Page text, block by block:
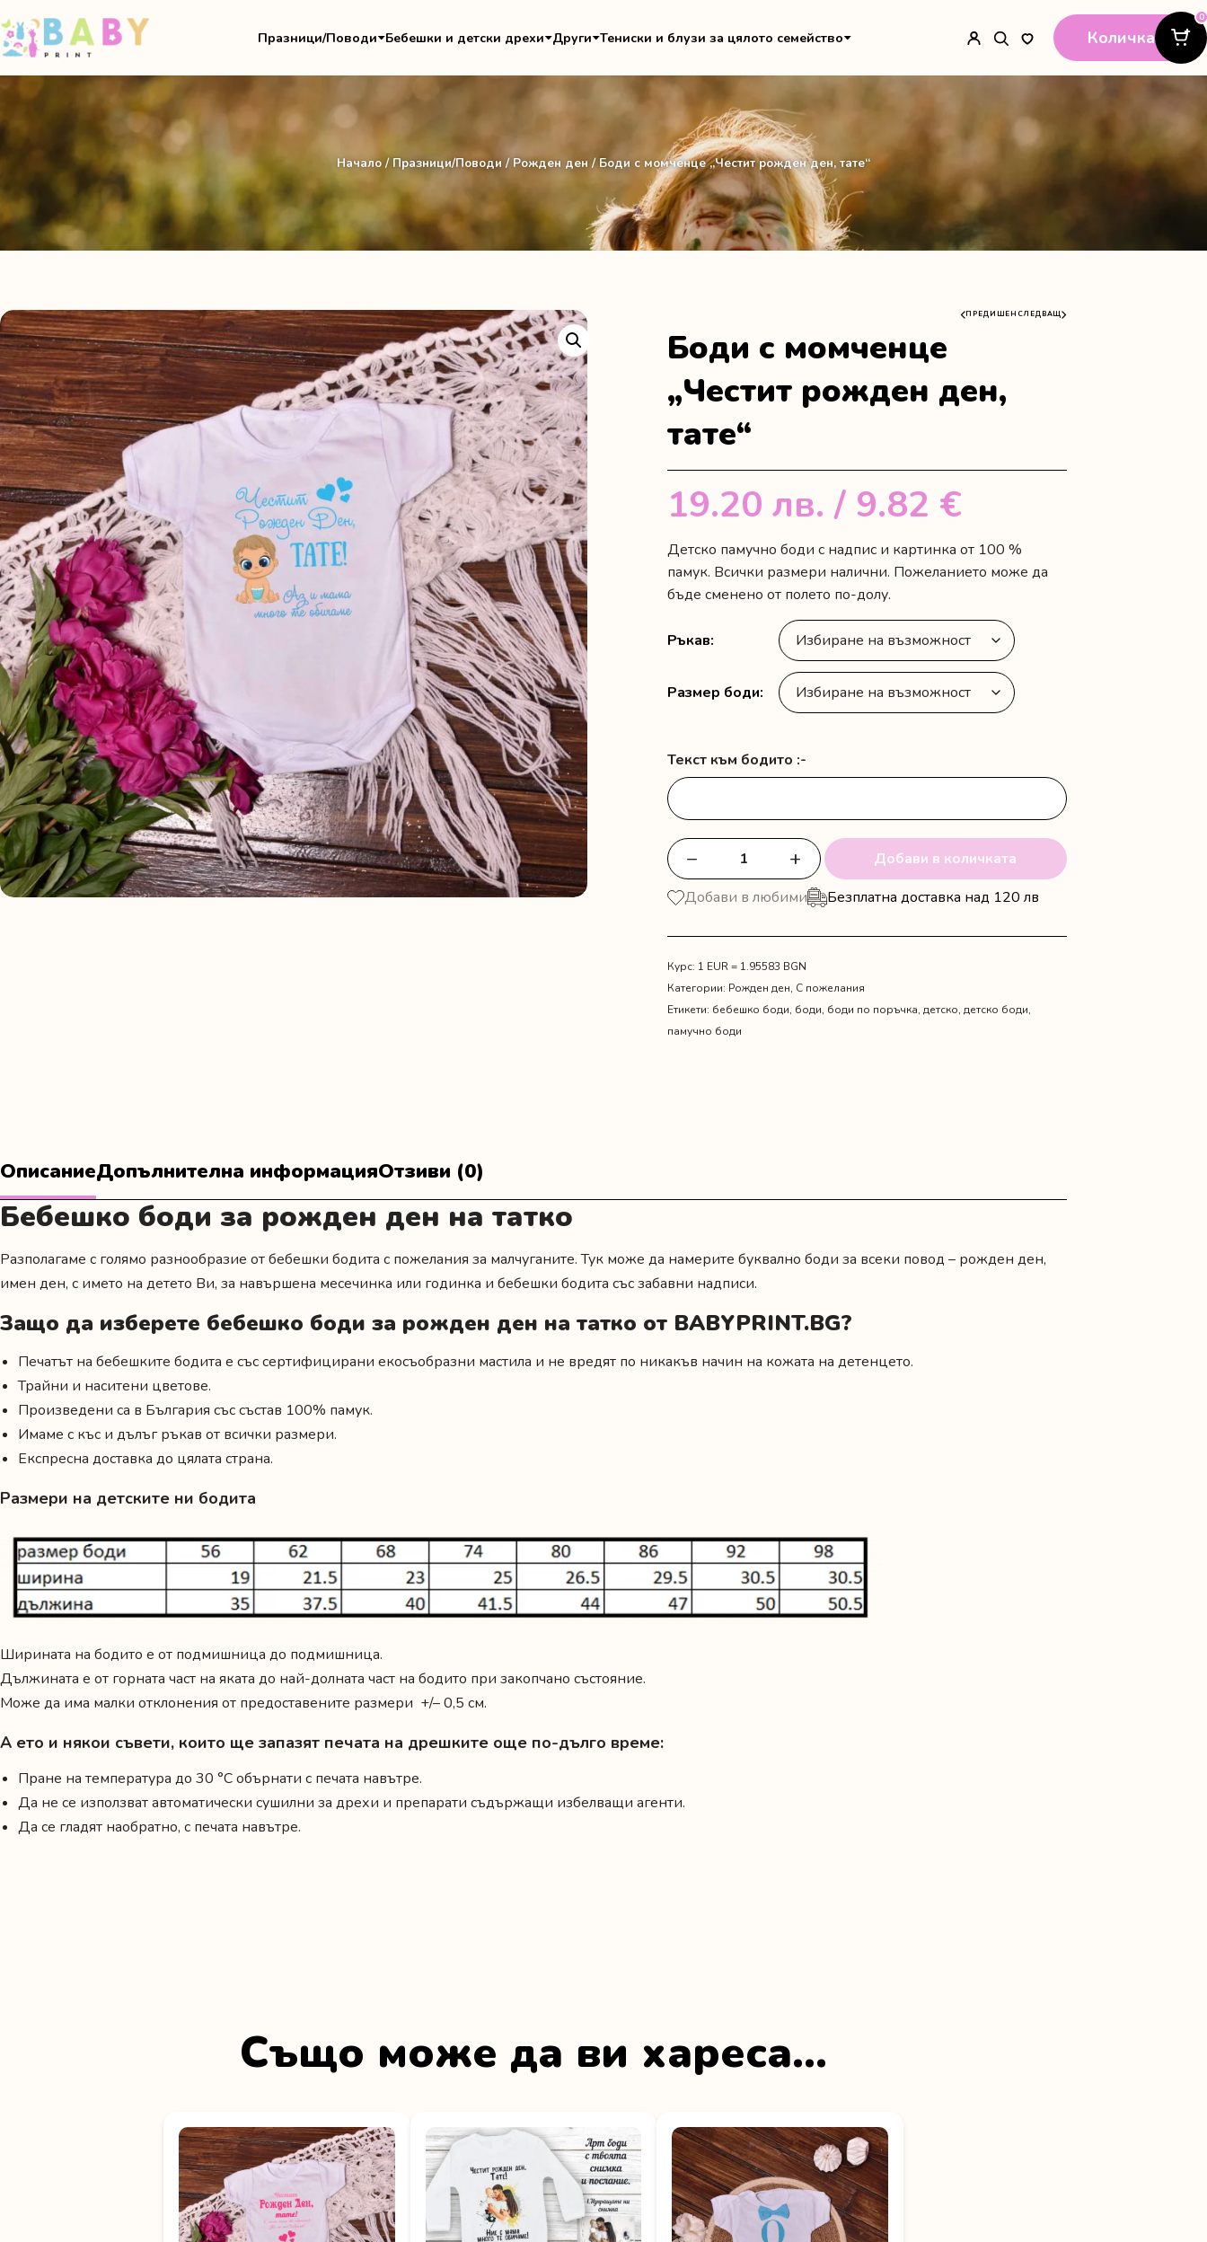
Празници/Поводи Бебешки и детски дрехи Други Тениски и блузи за цялото семейство Количка
0
Начало / Празници/Поводи /Рожден ден / Боди с момченце „Честит рожден ден, тате“
ПРЕДИШЕН СЛЕДВАЩ
Боди с момченце
„Честит рожден ден,
тате“
19.20 лв. / 9.82 €
Детско памучно боди с надпис и картинка от 100 %
памук. Всички размери налични. Пожеланието може да
бъде сменено от полето по-долу.
Ръкав
Размер боди
Текст към бодито :-
количество
за
Боди
момченце
"Честит
ден,
тате"
− +
Добави в количката
Добави в любими
Безплатна доставка над 120 лв
Курс: 1 EUR = 1.95583 BGN
Категории: Рожден ден, С пожелания
Етикети: бебешко боди, боди, боди по поръчка, детско, детско боди,
памучно боди
ОписаниеДопълнителна информацияОтзиви (0)
Бебешко боди за рожден ден на татко
Разполагаме с голямо разнообразие от бебешки бодита с пожелания за малчуганите. Тук може да намерите буквално боди за всеки повод – рожден ден,
имен ден, с името на детето Ви, за навършена месечинка или годинка и бебешки бодита със забавни надписи.
Защо да изберете бебешко боди за рожден ден на татко от BABYPRINT.BG?
Печатът на бебешките бодита е със сертифицирани екосъобразни мастила и не вредят по никакъв начин на кожата на детенцето.
Трайни и наситени цветове.
Произведени са в България със състав 100% памук.
Имаме с къс и дълъг ръкав от всички размери.
Експресна доставка до цялата страна.
Размери на детските ни бодита
Ширината на бодито е от подмишница до подмишница.
Дължината е от горната част на яката до най-долната част на бодито при закопчано състояние.
Може да има малки отклонения от предоставените размери +/– 0,5 см.
А ето и някои съвети, които ще запазят печата на дрешките още по-дълго време:
Пране на температура до 30 °C обърнати с печата навътре.
Да не се използват автоматически сушилни за дрехи и препарати съдържащи избелващи агенти.
Да се гладят наобратно, с печата навътре.
Също може да ви хареса…